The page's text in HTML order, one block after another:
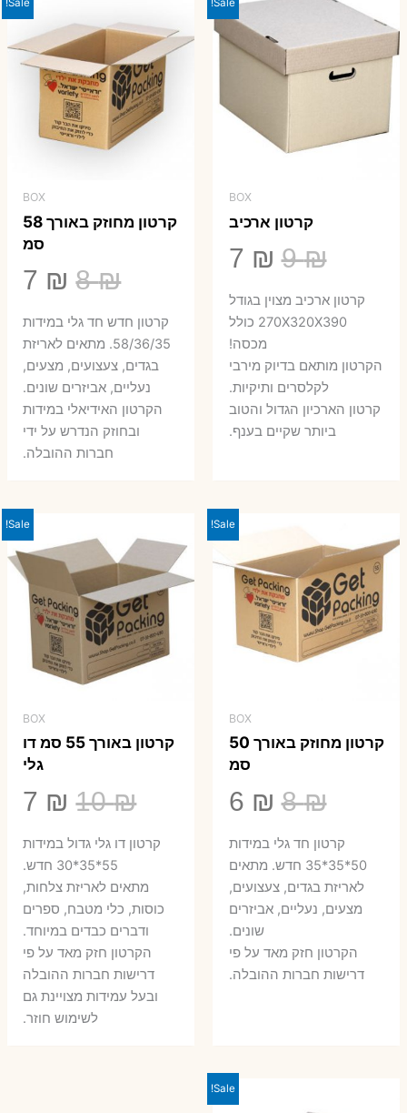
Sale!
BOX
קרטון ארכיב
9₪
המחיר
המקורי
היה:
9 ₪.
7 ₪
הנוכחי
הוא:
קרטון ארכיב מצוין בגודל
270X320X390 כולל
מכסה!
הקרטון מותאם בדיוק מירבי
לקלסרים ותיקיות.
קרטון הארכיון הגדול והטוב
ביותר שקיים בענף.
Sale!
BOX
קרטון מחוזק באורך 58
סמ
8₪
היה:
8 ₪.
7 ₪
7 ₪.
קרטון חדש חד גלי במידות
58/36/35. מתאים לאריזת
בגדים, צעצועים, מצעים,
נעליים, אביזרים שונים.
הקרטון האידיאלי במידות
ובחוזק הנדרש על ידי
חברות ההובלה.
Sale!
BOX
קרטון מחוזק באורך 50
סמ
8₪
המחיר
המקורי
היה:
8 ₪.
6 ₪
הנוכחיקרטון חד גלי במידות
50*35*35 חדש. מתאים
לאריזת בגדים, צעצועים,
מצעים, נעליים, אביזרים
שונים.
הקרטון חזק מאד על פי
דרישות חברות ההובלה.
Sale!
BOX
קרטון באורך 55 סמ דו
גלי
10₪
היה:
10 ₪.
7 ₪
7 ₪.
קרטון דו גלי גדול במידות
55*35*30 חדש.
מתאים לאריזת צלחות,
כוסות, כלי מטבח, ספרים
ודברים כבדים במיוחד.
הקרטון חזק מאד על פי
דרישות חברות ההובלה
ובעל עמידות מצויינת גם
לשימוש חוזר.
Sale!